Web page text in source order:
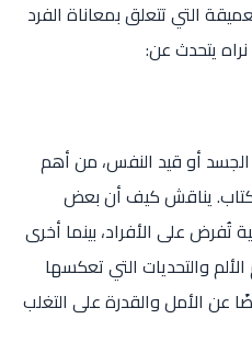
التي تتعلق بمعاناة الفرد
يتحدث عن:
أو قيد النفس، من أهم
يناقش كيف أن بعض
تُفرض على الأفراد، بينما أخرى
والتحديات التي تعكسها
عن الأمل والقدرة على التغلب